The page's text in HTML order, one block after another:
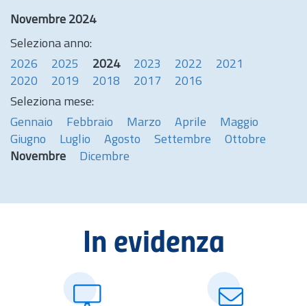
Novembre 2024
Seleziona anno:
2026
2025 2024 2023 2022
2021
2020
2019 2018 2017
2016
Seleziona mese:
Gennaio
Febbraio Marzo Aprile
Maggio
Giugno
Luglio Agosto Settembre
Ottobre
Novembre
Dicembre
In evidenza